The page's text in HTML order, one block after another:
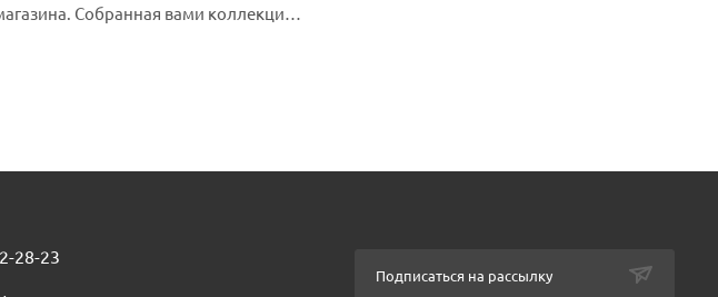
Собранная вами коллекция
28-23
Подписаться на рассылку